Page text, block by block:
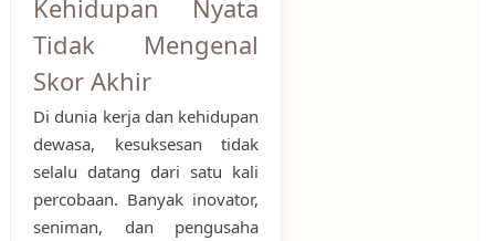
Kehidupan Nyata
Tidak Mengenal
Skor Akhir
Di dunia kerja dan kehidupan
dewasa, kesuksesan tidak
selalu datang dari satu kali
percobaan. Banyak inovator,
seniman, dan pengusaha